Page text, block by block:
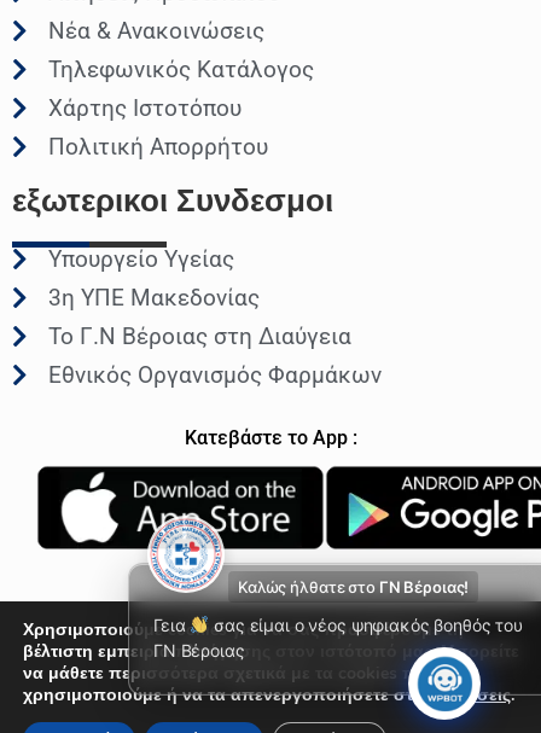
Νέα & Ανακοινώσεις
Τηλεφωνικός Κατάλογος
Χάρτης Ιστοτόπου
Πολιτική Απορρήτου
εξωτερικοι Συνδεσμοι
Υπουργείο Υγείας
3η ΥΠΕ Μακεδονίας
Το Γ.Ν Βέροιας στη Διαύγεια
Εθνικός Οργανισμός Φαρμάκων
Κατεβάστε το App :
© Γενικό Νοσοκομείο Βέροιας 2026
Καλώς ήλθατε στο ΓΝ Βέροιας!
Γεια
σας είμαι ο νέος ψηφιακός βοηθός του
ΓΝ Βέροιας
Χρησιμοποιούμε cookies για να σας προσφέρουμε τη
βέλτιστη εμπειρία πλοήγησης στον ιστότοπό μας. Μπορείτε
να μάθετε περισσότερα σχετικά με τα cookies που
χρησιμοποιούμε ή να τα απενεργοποιήσετε στιςΡυθμίσεις.